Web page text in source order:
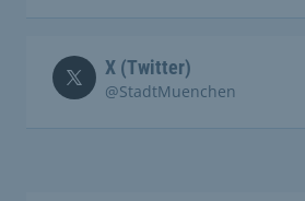
X (Twitter)
@StadtMuenchen